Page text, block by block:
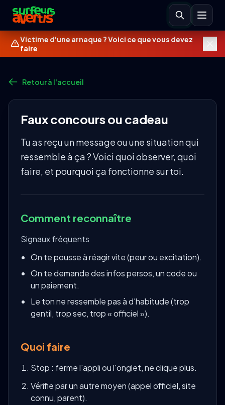
Victime d'une arnaque ? Voici ce que vous devez
faire
Retour à l'accueil
Faux concours ou cadeau
Tu as reçu un message ou une situation qui
ressemble à ça ? Voici quoi observer, quoi
faire, et pourquoi ça fonctionne sur toi.
Comment reconnaître
Signaux fréquents
On te pousse à réagir vite (peur ou excitation).
On te demande des infos persos, un code ou
un paiement.
Le ton ne ressemble pas à d'habitude (trop
gentil, trop sec, trop « officiel »).
Quoi faire
Stop : ferme l'appli ou l'onglet, ne clique plus.
Vérifie par un autre moyen (appel officiel, site
connu, parent).